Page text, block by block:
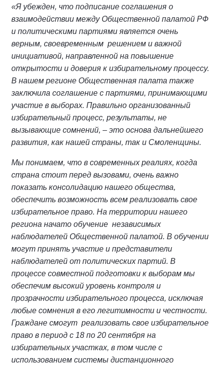
«Я убежден, что подписание соглашения о
взаимодействии между Общественной палатой РФ
и политическими партиями является очень
верным, своевременным решением и важной
инициативой, направленной на повышение
открытости и доверия к избирательному процессу.
В нашем регионе Общественная палата также
заключила соглашение с партиями, принимающими
участие в выборах. Правильно организованный
избирательный процесс, результаты, не
вызывающие сомнений, – это основа дальнейшего
развития, как нашей страны, так и Смоленщины.
Мы понимаем, что в современных реалиях, когда
страна стоит перед вызовами, очень важно
показать консолидацию нашего общества,
обеспечить возможность всем реализовать свое
избирательное право. На территории нашего
региона начато обучение независимых
наблюдателей Общественной палатой. В обучении
могут принять участие и представители
наблюдателей от политических партий. В
процессе совместной подготовки к выборам мы
обеспечим высокий уровень контроля и
прозрачности избирательного процесса, исключая
любые сомнения в его легитимности и честности.
Граждане смогут реализовать свое избирательное
право в период с 18 по 20 сентября на
избирательных участках, в том числе с
использованием системы дистанционного